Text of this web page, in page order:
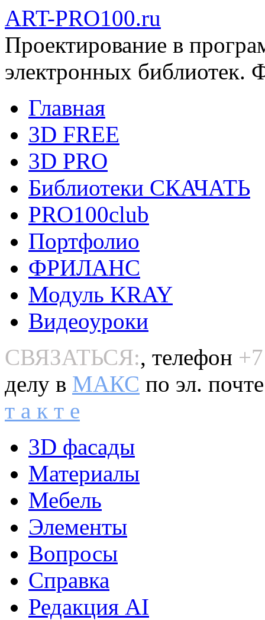
ART-PRO100.ru
Проектирование в
электронных библиотек.
Главная
3D FREE
3D PRO
Библиотеки СКАЧАТЬ
PRO100club
Портфолио
ФРИЛАНС
Модуль KRAY
Видеоуроки
СВЯЗАТЬСЯ:, телефон
делу в MAКС по эл.
т а к т е
3D фасады
Материалы
Мебель
Элементы
Вопросы
Справка
Редакция AI